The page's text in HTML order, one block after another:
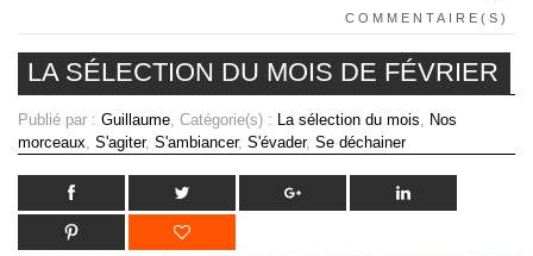
COMMENTAIRE(S)
LA SÉLECTION DU MOIS DE FÉVRIER
Publié par : Guillaume, Catégorie(s) : La sélection du mois, Nos
morceaux, S'agiter, S'ambiancer, S'évader, Se déchainer